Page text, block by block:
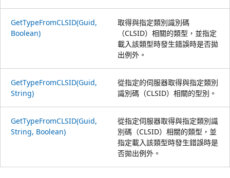
GetTypeFromCLSID(Guid,
Boolean)
取得與指定類別識別碼
（CLSID）相關的類型，並指定
載入該類型時發生錯誤時是否拋
出例外。
GetTypeFromCLSID(Guid,
String)
從指定的伺服器取得與指定類別
識別碼（CLSID）相關的型別。
GetTypeFromCLSID(Guid,
String, Boolean)
從指定伺服器取得與指定類別識
別碼（CLSID）相關的類型，並
指定載入該類型時發生錯誤時是
否拋出例外。